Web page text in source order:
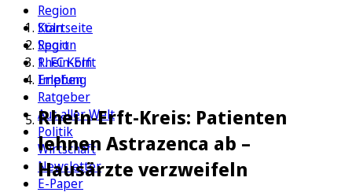
Region
Köln
Sport
1. FC Köln
Erleben
Ratgeber
Aus aller Welt
Politik
Wirtschaft
Newsletter
E-Paper
Startseite
Region
Rhein-Erft
Impfung
Rhein-Erft-Kreis: Patienten
lehnen Astrazenca ab –
Hausärzte verzweifeln